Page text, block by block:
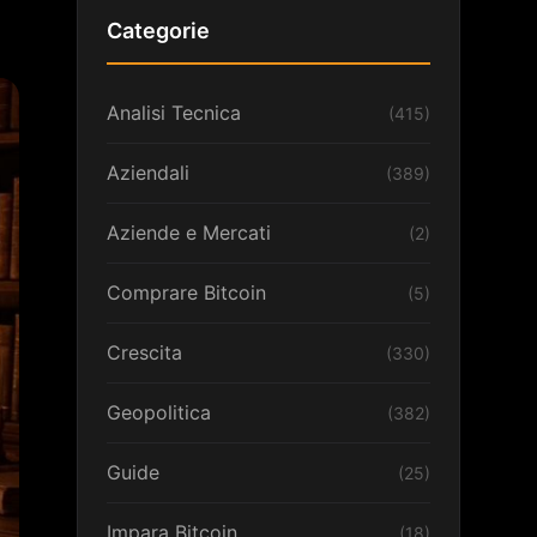
Categorie
Analisi Tecnica (415)
Aziendali (389)
Aziende e Mercati (2)
Comprare Bitcoin (5)
Crescita (330)
Geopolitica (382)
Guide (25)
Impara Bitcoin (18)